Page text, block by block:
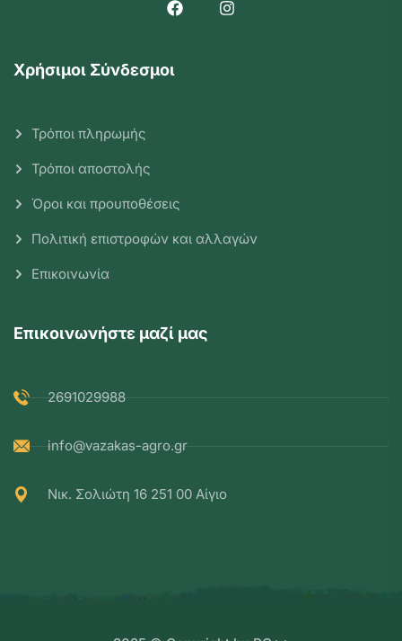
Χρήσιμοι Σύνδεσμοι
Τρόποι πληρωμής
Τρόποι αποστολής
Όροι και προυποθέσεις
Πολιτική επιστροφών και αλλαγών
Επικοινωνία
Επικοινωνήστε μαζί μας
2691029988
info@vazakas-agro.gr
Νικ. Σολιώτη 16 251 00 Αίγιο